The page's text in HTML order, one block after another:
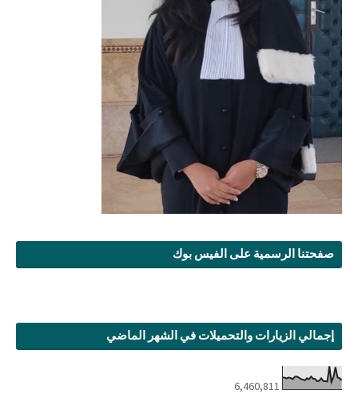
صفحتنا الرسمية على الفيس بوك
إجمالي الزيارات والتحميلات في الشهر الماضي
6,460,811